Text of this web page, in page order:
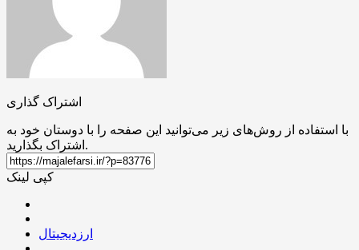
اشتراک گذاری
با استفاده از روش‌های زیر می‌توانید این صفحه را با دوستان خود به
اشتراک بگذارید.
کپی لینک
ارزدیجیتال